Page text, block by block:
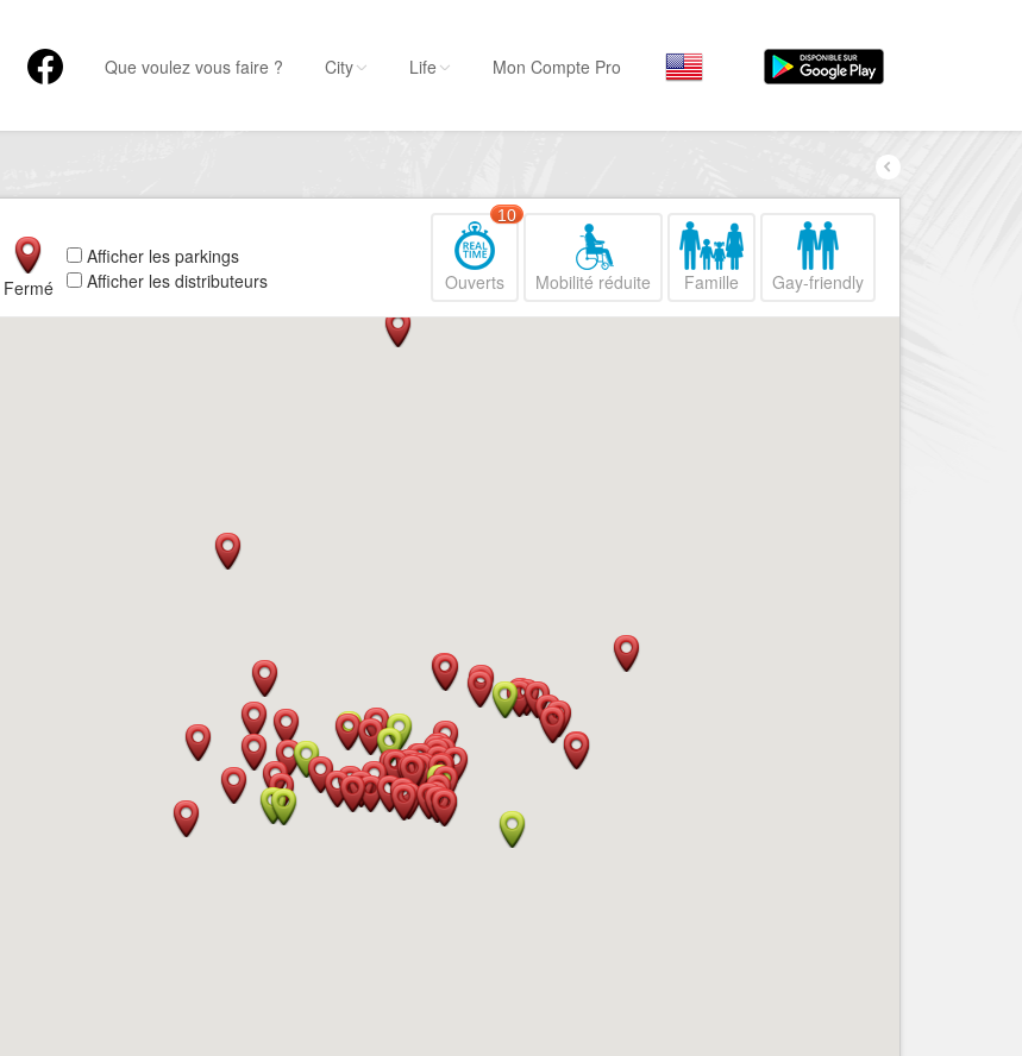
Que voulez vous faire ?
Hôtels, ...
Visiter
Musées, ...
Par quartiers
Nice Promenade du
Nice le Port
City Life Mon Compte Pro
Afficher les parkings
Afficher les distributeurs
Fermé Ouverts
10
Mobilité réduite Famille Gay-friendly